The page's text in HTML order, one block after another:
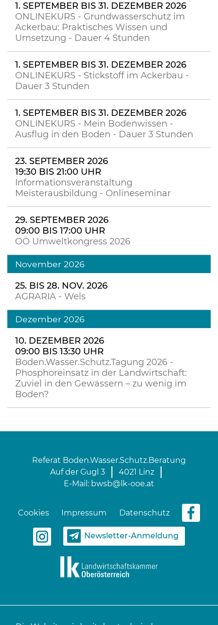
1. SEPTEMBER BIS 31. DEZEMBER 2026
ONLINEKURS - Grundwasserschutz im
Ackerbau: Praktisches Wissen und
Umsetzung - Dauer 4 Stunden
1. SEPTEMBER BIS 31. DEZEMBER 2026
ONLINEKURS - Stickstoff im Ackerbau -
Dauer 3 Stunden
1. SEPTEMBER BIS 31. DEZEMBER 2026
ONLINEKURS - Mein Bodenwissen -
Ausflug in den Boden - Dauer 3 Stunden
23. SEPTEMBER 2026
19:30 BIS 21:00 UHR
Informationsveranstaltung
Meisterausbildung - Onlineseminar
29. SEPTEMBER 2026
09:00 BIS 17:00 UHR
OÖ Umweltkongress 2026
November 2026
25. BIS 28. NOV. 2026
AGRARIA - Wels
Dezember 2026
10. DEZEMBER 2026
09:00 BIS 13:30 UHR
Boden.Wasser.Schutz.Tagung 2026 -
Phosphoreinsatz in der Landwirtschaft:
Zuviel in den Gewässern – zu wenig im
Boden?
Referat Boden.Wasser.Schutz.Beratung
Auf der Gugl 3
4021 Linz
E-Mail: bwsb@lk-ooe.at
Cookies Impressum Datenschutz
Newsletter-Anmeldung